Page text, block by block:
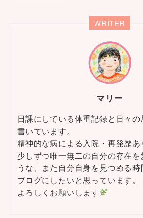
WRITER
マリー
日課にしている体重記録と日々
書いています。
精神的な病による入院・再発歴あ
少しずつ唯一無二の自分の存在を
うな、また自分自身を見つめる
ブログにしたいと思っています。
よろしくお願いします